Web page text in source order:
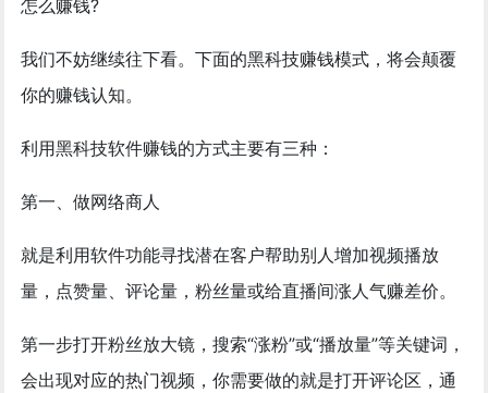
怎么赚钱?
我们不妨继续往下看。下面的黑科技赚钱模式，将会颠覆
你的赚钱认知。
利用黑科技软件赚钱的方式主要有三种：
第一、做网络商人
就是利用软件功能寻找潜在客户帮助别人增加视频播放
量，点赞量、评论量，粉丝量或给直播间涨人气赚差价。
第一步打开粉丝放大镜，搜索“涨粉”或“播放量”等关键词，
会出现对应的热门视频，你需要做的就是打开评论区，通